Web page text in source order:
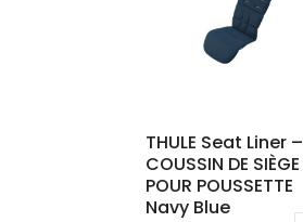
THULE Seat Liner –
COUSSIN DE SIÈGE
POUR POUSSETTE
Navy Blue